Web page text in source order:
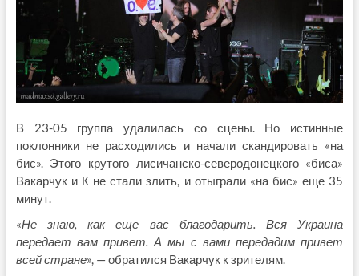
В 23-05 группа удалилась со сцены. Но истинные
поклонники не расходились и начали скандировать «на
бис». Этого крутого лисичанско-северодонецкого «биса»
Вакарчук и К не стали злить, и отыграли «на бис» еще 35
минут.
«Не знаю, как еще вас благодарить. Вся Украина
передает вам привет. А мы с вами передадим привет
всей стране», — обратился Вакарчук к зрителям.